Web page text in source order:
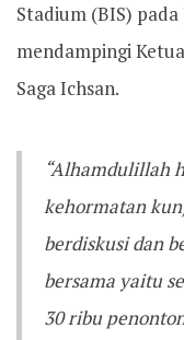
Stadium (BIS)
mendampingi
Saga Ichsan.
“Alhamdulillah
kehormatan
berdiskusi dan
bersama yaitu
30 ribu